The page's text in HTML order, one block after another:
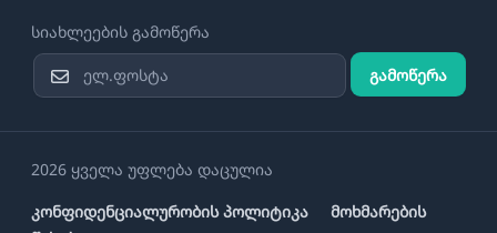
სიახლეების გამოწერა
გამოწერა
2026 ყველა უფლება დაცულია
კონფიდენციალურობის პოლიტიკა
მოხმარების